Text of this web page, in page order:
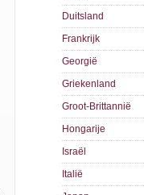
Duitsland
Frankrijk
Georgië
Griekenland
Groot-Brittannië
Hongarije
Israël
Italië